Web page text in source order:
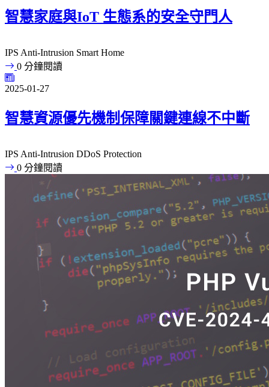
智慧家庭與IoT 生態系的安全守門人
IPS Anti-Intrusion Smart Home
0 分鐘閱讀
2025-01-27
智慧資源優先機制保障關鍵連線不中斷
IPS Anti-Intrusion DDoS Protection
0 分鐘閱讀